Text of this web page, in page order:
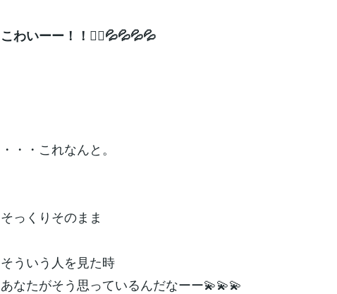
こわいーー！！🏃‍♂️💦💦💦💦
・・・これなんと。
そっくりそのまま
そういう人を見た時
あなたがそう思っているんだなーー💫💫💫